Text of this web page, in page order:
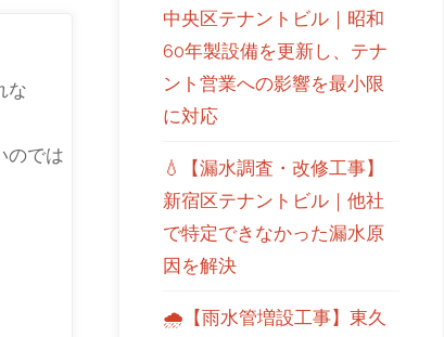
な
のでは
中央区テナントビル｜昭和
60年製設備を更新し、テナ
ント営業への影響を最小限
に対応
💧【漏水調査・改修工事】
新宿区テナントビル｜他社
で特定できなかった漏水原
因を解決
🌧【雨水管増設工事】東久